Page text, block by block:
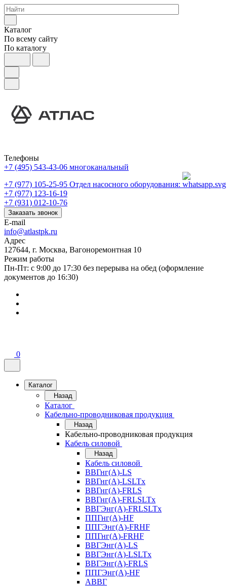
Каталог
По всему сайту
По каталогу
Телефоны
+7 (495) 543-43-06 многоканальный
+7 (977) 105-25-95 Отдел насосного оборудования:
+7 (977) 123-16-19
+7 (931) 012-10-76
Заказать звонок
E-mail
info@atlastpk.ru
Адрес
127644, г. Москва, Вагоноремонтная 10
Режим работы
Пн-Пт: с 9:00 до 17:30 без перерыва на обед (оформление
документов до 16:30)
0
Каталог
Назад
Каталог
Кабельно-проводниковая продукция
Назад
Кабельно-проводниковая продукция
Кабель силовой
Назад
Кабель силовой
ВВГнг(А)-LS
ВВГнг(А)-LSLTx
ВВГнг(А)-FRLS
ВВГнг(А)-FRLSLTx
ВВГЭнг(А)-FRLSLTx
ППГнг(А)-HF
ППГЭнг(А)-FRHF
ППГнг(А)-FRHF
ВВГЭнг(А)-LS
ВВГЭнг(А)-LSLTx
ВВГЭнг(А)-FRLS
ППГЭнг(А)-HF
АВВГ